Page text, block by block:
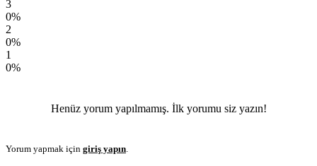
3
0%
2
0%
1
0%
Henüz yorum yapılmamış. İlk yorumu siz yazın!
Yorum yapmak için giriş yapın